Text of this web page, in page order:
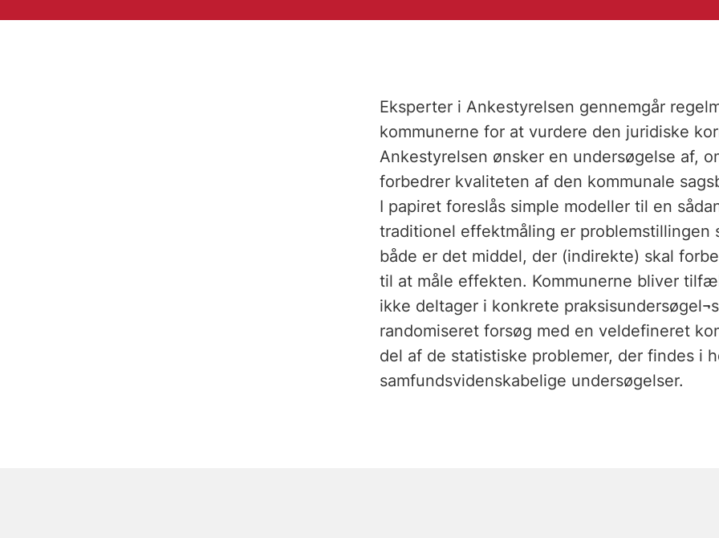
Eksperter i Ankestyrelsen gennemgår
kommunerne for at vurdere den juridiske
Ankestyrelsen ønsker en undersøgelse af,
forbedrer kvaliteten af den kommunale
I papiret foreslås simple modeller til en
traditionel effektmåling er problemstillingen
både er det middel, der (indirekte) skal
til at måle effekten. Kommunerne bliver
ikke deltager i konkrete
randomiseret forsøg med en veldefineret
del af de statistiske problemer, der findes i
samfundsvidenskabelige undersøgelser.